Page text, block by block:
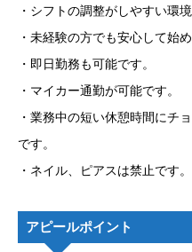
・シフトの調整がしやすい環境
・未経験の方でも安心して始
・即日勤務も可能です。
・マイカー通勤が可能です。
・業務中の短い休憩時間にチ
です。
・ネイル、ピアスは禁止です。
アピールポイント